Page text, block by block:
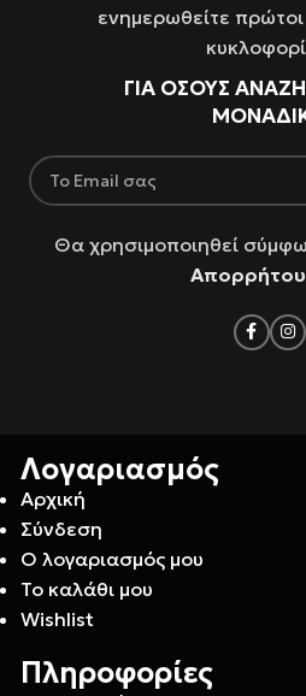
ενημερωθείτε
ΓΙΑ ΌΣΟΥΣ
Θα χρησιμοποιηθεί
Λογαριασμός
Αρχική
Σύνδεση
Ο λογαριασμός μου
Το καλάθι μου
Wishlist
Πληροφορίες